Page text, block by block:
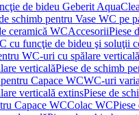
de bideu Geberit
schimb pentru Vase WC pe
ceramică WCAccesoriiPiese
cu funcţie de bideu şi soluţii
WC-uri cu spălare verticală
verticalăPiese de schimb
Capace WCWC-uri
verticală extinsPiese de
Capace WCColac WC